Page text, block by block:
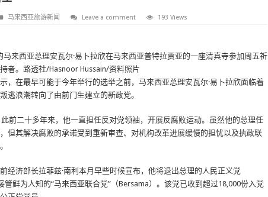
马来西亚旅游新闻 Leave a comment 193 Views
马来西亚总理安瓦尔·易卜拉欣在马来西亚普特拉贾亚的一座清真寺参加周五祈
者。路透社/Hasnoor Hussain/资料照片
，在最早可能于今年举行的选举之前，马来西亚总理安瓦尔·易卜拉欣面临着
逃浪潮转向了由前门生建立的新政党。
前二十多年来，他一直担任反对党领袖，开展反腐败运动。虽然他的总理任
但其解决腐败的承诺受到重新审查、对机构改革进展缓慢的担忧以及执政联
经济部长拉菲兹·南利本月早些时候宣布，他将退出总理的人民正义党
管鲜为人知的“马来西亚联合党”（Bersama）。该党已收到超过18,000份入党